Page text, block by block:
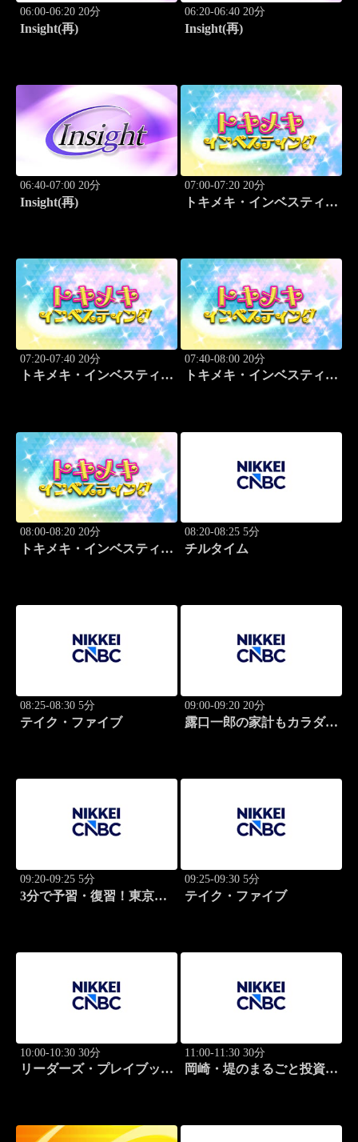
06:00-06:20 20分
Insight(再)
06:20-06:40 20分
Insight(再)
06:40-07:00 20分
Insight(再)
07:00-07:20 20分
トキメキ・インベスティン
07:20-07:40 20分
トキメキ・インベスティン
07:40-08:00 20分
トキメキ・インベスティン
08:00-08:20 20分
トキメキ・インベスティン
08:20-08:25 5分
チルタイム
08:25-08:30 5分
テイク・ファイブ
09:00-09:20 20分
露口一郎の家計もカラダも
09:20-09:25 5分
3分で予習・復習！東京市
09:25-09:30 5分
テイク・ファイブ
10:00-10:30 30分
リーダーズ・プレイブック
11:00-11:30 30分
岡崎・堤のまるごと投資道